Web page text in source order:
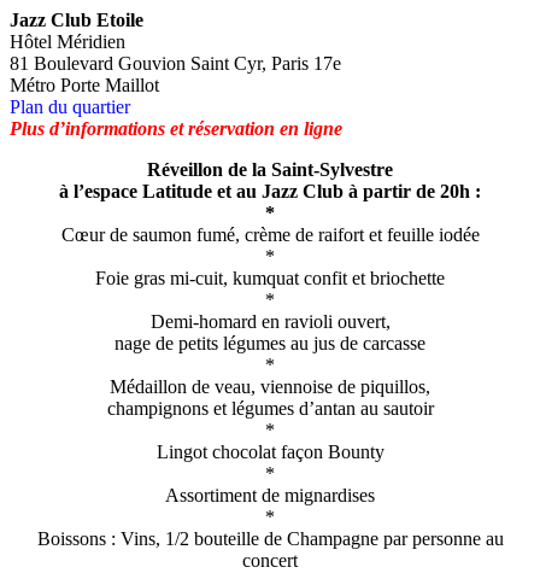
Jazz Club Etoile
Hôtel Méridien
81 Boulevard Gouvion Saint Cyr, Paris 17e
Métro Porte Maillot
Plan du quartier
Plus d’informations et réservation en ligne
Réveillon de la Saint-Sylvestre
à l’espace Latitude et au Jazz Club à partir de 20h :
*
Cœur de saumon fumé, crème de raifort et feuille iodée
*
Foie gras mi-cuit, kumquat confit et briochette
*
Demi-homard en ravioli ouvert,
nage de petits légumes au jus de carcasse
*
Médaillon de veau, viennoise de piquillos,
champignons et légumes d’antan au sautoir
*
Lingot chocolat façon Bounty
*
Assortiment de mignardises
*
Boissons : Vins, 1/2 bouteille de Champagne par personne au
concert